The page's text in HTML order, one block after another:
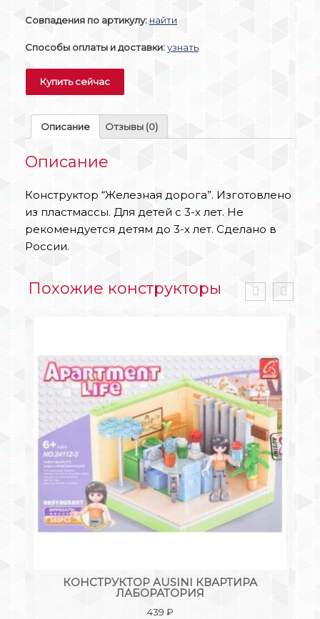
Совпадения по артикулу: найти
Способы оплаты и доставки:узнать
Купить сейчас
Описание Отзывы (0)
Описание
Конструктор “Железная дорога”. Изготовлено
из пластмассы. Для детей с 3-х лет. Не
рекомендуется детям до 3-х лет. Сделано в
России.
Похожие конструкторы
КОНСТРУКТОР AUSINI КВАРТИРА
ЛАБОРАТОРИЯ
439 ₽